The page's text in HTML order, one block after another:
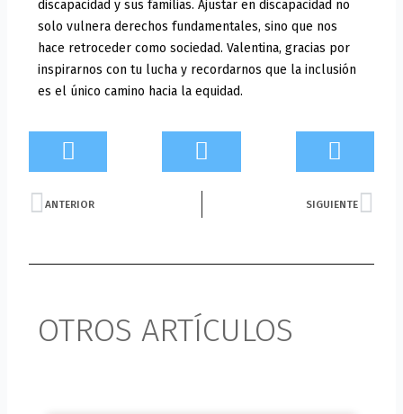
discapacidad y sus familias. Ajustar en discapacidad no
solo vulnera derechos fundamentales, sino que nos
hace retroceder como sociedad. Valentina, gracias por
inspirarnos con tu lucha y recordarnos que la inclusión
es el único camino hacia la equidad.
Prev
ANTERIOR SIGUIENTE
OTROS ARTÍCULOS